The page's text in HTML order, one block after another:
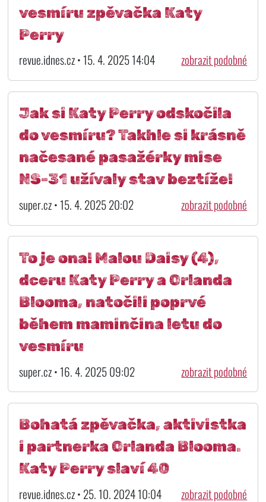
vesmíru zpěvačka Katy
Perry
revue.idnes.cz • 15. 4. 2025 14:04 zobrazit podobné
Jak si Katy Perry odskočila
do vesmíru? Takhle si krásně
načesané pasažérky mise
NS-31 užívaly stav beztíže!
super.cz • 15. 4. 2025 20:02 zobrazit podobné
To je ona! Malou Daisy (4),
dceru Katy Perry a Orlanda
Blooma, natočili poprvé
během maminčina letu do
vesmíru
super.cz • 16. 4. 2025 09:02 zobrazit podobné
Bohatá zpěvačka, aktivistka
i partnerka Orlanda Blooma.
Katy Perry slaví 40
revue.idnes.cz • 25. 10. 2024 10:04 zobrazit podobné